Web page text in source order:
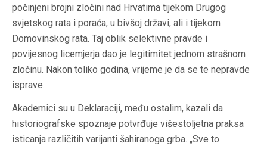
počinjeni brojni zločini nad Hrvatima tijekom Drugog
svjetskog rata i poraća, u bivšoj državi, ali i tijekom
Domovinskog rata. Taj oblik selektivne pravde i
povijesnog licemjerja dao je legitimitet jednom strašnom
zločinu. Nakon toliko godina, vrijeme je da se te nepravde
isprave.
Akademici su u Deklaraciji, među ostalim, kazali da
historiografske spoznaje potvrđuje višestoljetna praksa
isticanja različitih varijanti šahiranoga grba. „Sve to